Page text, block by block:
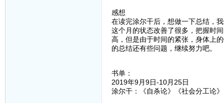
感想
在读完涂尔干后，想做一下总结，
这个月的状态改善了很多，把握时
高，但是由于时间的紧张，身体上
的总结还有些问题，继续努力吧。
书单：
2019年9月9日-10月25日
涂尔干：《自杀论》《社会分工论